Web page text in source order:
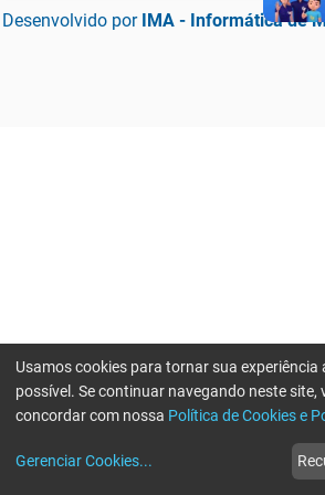
Desenvolvido por IMA - Informática de
Usamos cookies para tornar sua experiência
possível. Se continuar navegando neste site,
concordar com nossa Política de Cookies e
Gerenciar Cookies...
Erro ao enviar informações, por favor tente